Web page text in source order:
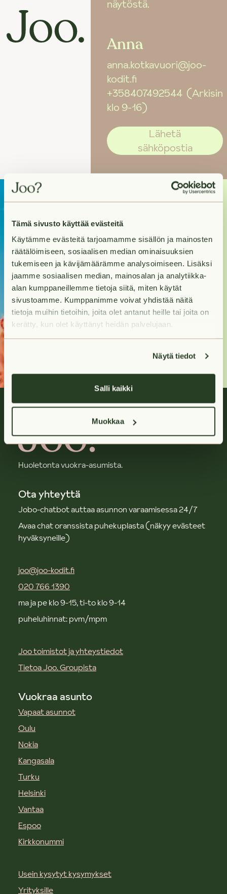
Tämä sivusto käyttää evästeitä
Käytämme evästeitä tarjoamamme sisällön ja mainosten
räätälöimiseen, sosiaalisen median ominaisuuksien
tukemiseen ja kävijämäärämme analysoimiseen. Lisäksi
jaamme sosiaalisen median, mainosalan ja analytiikka-
alan kumppaneillemme tietoja siitä, miten käytät
sivustoamme. Kumppanimme voivat yhdistää näitä
tietoja muihin tietoihin, joita olet antanut heille tai joita on
kerätty, kun olet käyttänyt heidän palvelujaan.
Näytä tiedot
Salli kaikki
Muokkaa
näytöstä.
Anna
anna.kotkavuori@joo-
kodit.fi
+358407492544 (Arkisin
klo 9-16)
Lähetä
sähköpostia
Kohti uutta
kotia?
Tuleva kotisi odottaa
sinua hakumatkan
päässä.
Hae asuntoja
Huoletonta vuokra-asumista.
Ota yhteyttä
Jobo-chatbot auttaa asunnon varaamisessa 24/7
Avaa chat oranssista puhekuplasta (näkyy evästeet
hyväksyneille)
joo@joo-kodit.fi
020 766 1390
ma ja pe klo 9-15, ti-to klo 9-14
puheluhinnat: pvm/mpm
Joo toimistot ja yhteystiedot
Tietoa Joo. Groupista
Vuokraa asunto
Vapaat asunnot
Oulu
Nokia
Kangasala
Turku
Helsinki
Vantaa
Espoo
Kirkkonummi
Usein kysytyt kysymykset
Yrityksille